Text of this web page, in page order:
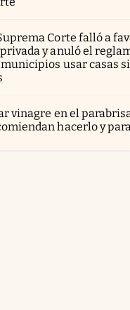
Corte falló a
y anuló el
usar casas
vinagre en el
hacerlo y